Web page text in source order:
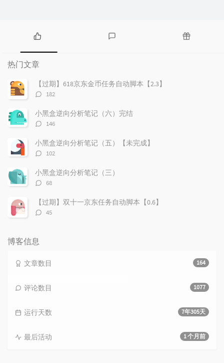
热
门
文
章
论
热门文章
【过期】618京东金币任务自动脚本【2.3】
评
数：
182
小黑盒逆向分析笔记（六）完结
评
数：
146
小黑盒逆向分析笔记（五）【未完成】
评
数：
102
小黑盒逆向分析笔记（三）
评
数：
68
【过期】双十一京东任务自动脚本【0.6】
评
45
博客信息
164
文章数目
1077
评论数目
7年305天
运行天数
1 个月前
最后活动